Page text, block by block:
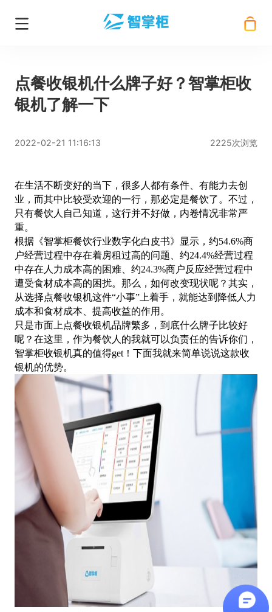
点餐收银机什么牌子好？智掌柜收
银机了解一下
2022-02-21 11:16:13 2225次浏览
在生活不断变好的当下，很多人都有条件、有能力去创
业，而其中比较受欢迎的一行，那必定是餐饮了。不过，
只有餐饮人自己知道，这行并不好做，内卷情况非常严
重。
根据《智掌柜餐饮行业数字化白皮书》显示，约54.6%商
户经营过程中存在着房租过高的问题、约24.4%经营过程
中存在人力成本高的困难、约24.3%商户反应经营过程中
遭受食材成本高的困扰。那么，如何改变现状呢？其实，
从选择点餐收银机这件“小事”上着手，就能达到降低人力
成本和食材成本、提高收益的作用。
只是市面上点餐收银机品牌繁多，到底什么牌子比较好
呢？在这里，作为餐饮人的我就可以负责任的告诉你们，
智掌柜收银机真的值得get！下面我就来简单说说这款收
银机的优势。